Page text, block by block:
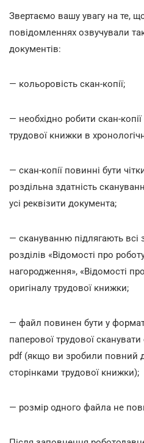
Звертаємо вашу увагу на те,
повідомленнях озвучували
документів:
— кольоровість скан-копії;
— необхідно робити скан-
трудової книжки в
— скан-копії повинні бути
роздільна здатність
усі реквізити документа;
— скануванню підлягають всі
розділів «Відомості про
нагородження», «Відомості
оригіналу трудової книжки;
— файл повинен бути у
паперової трудової
pdf (якщо ви зробили повний
сторінками трудової книжки);
— розмір одного файла не